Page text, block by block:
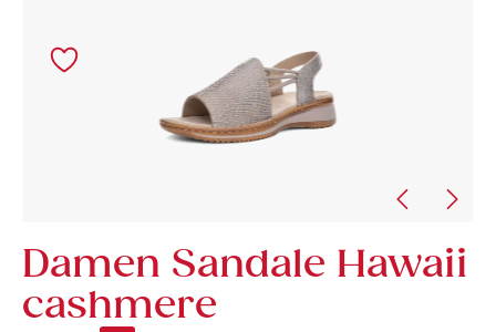
Damen Sandale Hawaii
cashmere